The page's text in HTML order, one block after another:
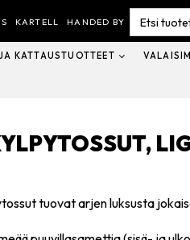
KARTELL HANDED BY
Search
for:
KATTAUSTUOTTEET
tuovat arjen luksusta